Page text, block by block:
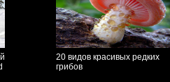
20 видов красивых редких
грибов